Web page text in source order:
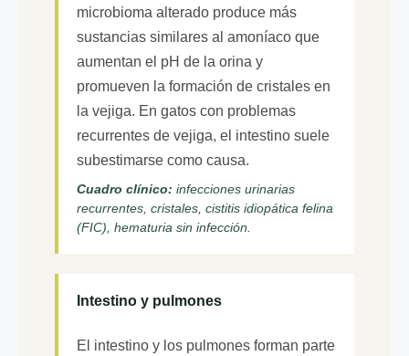
microbioma alterado produce más
sustancias similares al amoníaco que
aumentan el pH de la orina y
promueven la formación de cristales en
la vejiga. En gatos con problemas
recurrentes de vejiga, el intestino suele
subestimarse como causa.
Cuadro clínico: infecciones urinarias
recurrentes, cristales, cistitis idiopática felina
(FIC), hematuria sin infección.
Intestino y pulmones
El intestino y los pulmones forman parte